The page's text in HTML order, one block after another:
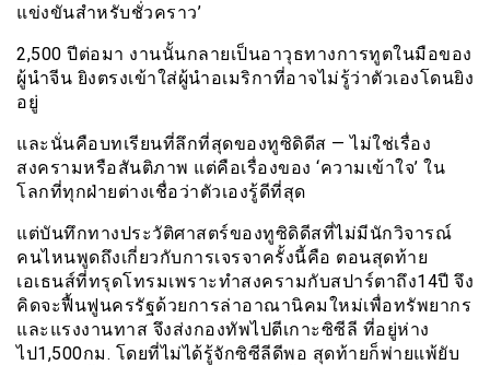
แข่งขันสำหรับชั่วคราว’
2,500 ปีต่อมา งานนั้นกลายเป็นอาวุธทางการทูตในมือของ
ผู้นำจีน ยิงตรงเข้าใส่ผู้นำอเมริกาที่อาจไม่รู้ว่าตัวเองโดนยิง
อยู่
และนั่นคือบทเรียนที่ลึกที่สุดของทูซิดิดีส — ไม่ใช่เรื่อง
สงครามหรือสันติภาพ แต่คือเรื่องของ ‘ความเข้าใจ’ ใน
โลกที่ทุกฝ่ายต่างเชื่อว่าตัวเองรู้ดีที่สุด
แต่บันทึกทางประวัติศาสตร์ของทูซิดิดีสที่ไม่มีนักวิจารณ์
คนไหนพูดถึงเกี่ยวกับการเจรจาครั้งนี้คือ ตอนสุดท้าย
เอเธนส์ที่ทรุดโทรมเพราะทำสงครามกับสปาร์ตาถึง14ปี จึง
คิดจะฟื้นฟูนครรัฐด้วยการล่าอาณานิคมใหม่เพื่อทรัพยากร
และแรงงานทาส จึงส่งกองทัพไปตีเกาะซิซีลี ที่อยู่ห่าง
ไป1,500กม. โดยที่ไม่ได้รู้จักซิซีลีดีพอ สุดท้ายก็พ่ายแพ้ยับ